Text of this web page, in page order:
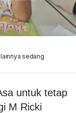
sedang
untuk tetap
M Ricki